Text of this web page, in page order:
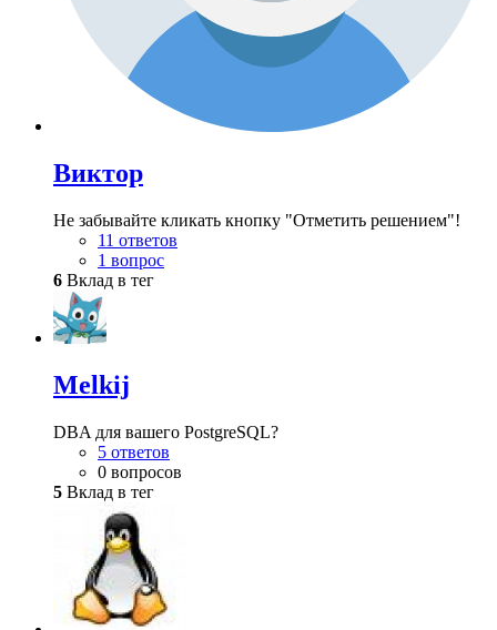
Виктор
Не забывайте кликать кнопку "Отметить решением"!
11 ответов
1 вопрос
6 Вклад в тег
Melkij
DBA для вашего PostgreSQL?
5 ответов
0 вопросов
5 Вклад в тег